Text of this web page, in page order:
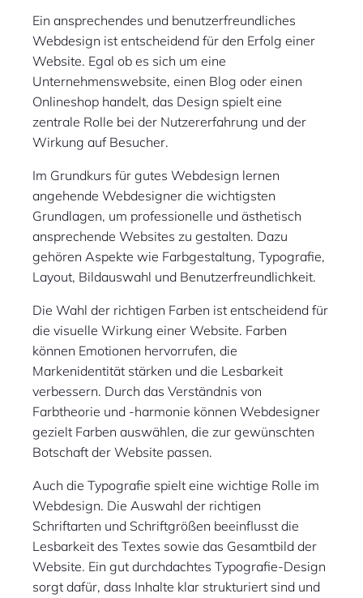
Ein ansprechendes und benutzerfreundliches
Webdesign ist entscheidend für den Erfolg einer
Website. Egal ob es sich um eine
Unternehmenswebsite, einen Blog oder einen
Onlineshop handelt, das Design spielt eine
zentrale Rolle bei der Nutzererfahrung und der
Wirkung auf Besucher.
Im Grundkurs für gutes Webdesign lernen
angehende Webdesigner die wichtigsten
Grundlagen, um professionelle und ästhetisch
ansprechende Websites zu gestalten. Dazu
gehören Aspekte wie Farbgestaltung, Typografie,
Layout, Bildauswahl und Benutzerfreundlichkeit.
Die Wahl der richtigen Farben ist entscheidend für
die visuelle Wirkung einer Website. Farben
können Emotionen hervorrufen, die
Markenidentität stärken und die Lesbarkeit
verbessern. Durch das Verständnis von
Farbtheorie und -harmonie können Webdesigner
gezielt Farben auswählen, die zur gewünschten
Botschaft der Website passen.
Auch die Typografie spielt eine wichtige Rolle im
Webdesign. Die Auswahl der richtigen
Schriftarten und Schriftgrößen beeinflusst die
Lesbarkeit des Textes sowie das Gesamtbild der
Website. Ein gut durchdachtes Typografie-Design
sorgt dafür, dass Inhalte klar strukturiert sind und